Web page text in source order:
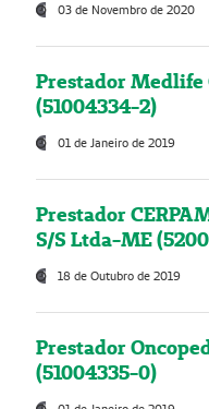
03 de Novembro de 2020
Prestador Medlife
(51004334-2)
01 de Janeiro de 2019
Prestador
S/S Ltda-ME
18 de Outubro de 2019
Prestador
(51004335-0)